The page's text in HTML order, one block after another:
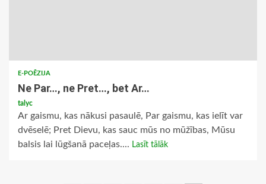
E-POĒZIJA
Ne Par…, ne Pret…, bet Ar…
talyc
Ar gaismu, kas nākusi pasaulē, Par gaismu, kas ielīt var
dvēselē; Pret Dievu, kas sauc mūs no mūžības, Mūsu
balsis lai lūgšanā paceļas.... Lasīt tālāk